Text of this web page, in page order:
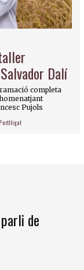
Dalí
completa
Pujols
de